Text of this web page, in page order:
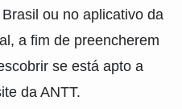
ou no aplicativo da
a fim de preencherem
se está apto a
da ANTT.